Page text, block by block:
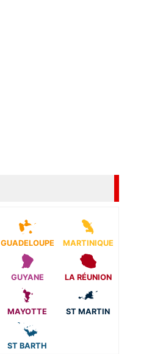
GUADELOUPE MARTINIQUE
GUYANE LA RÉUNION
MAYOTTE ST MARTIN
ST BARTH